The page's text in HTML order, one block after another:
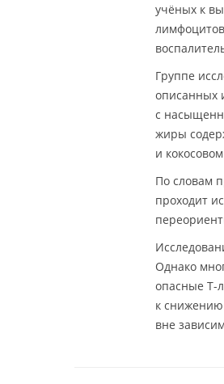
учёных к
Группе
описанных
с
жиры
и
По словам
проходит
Однако
опасные T-
к снижению
вне